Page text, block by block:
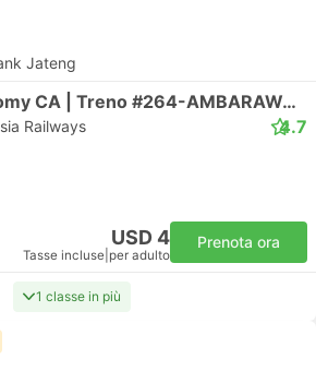
Jateng
Economy CA | Treno #264-AMBARAWA EKSPRES
Railways 4.7
USD 4
Tasse incluse per adulto
Prenota ora
1 classe in più